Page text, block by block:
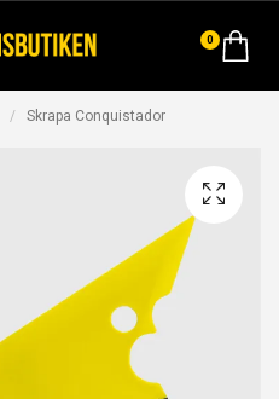
0
Skrapa Conquistador